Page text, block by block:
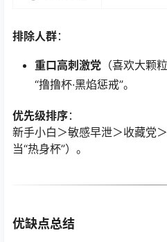
排除人群：
重口高刺激党 （喜欢大
“撸撸杯·黑焰惩戒”。
优先级排序：
新手小白＞敏感早泄＞收藏党
当“热身杯”）。
优缺点总结